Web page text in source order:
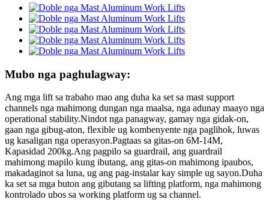
Mubo nga paghulagway:
Ang mga lift sa trabaho mao ang duha ka set sa mast support
channels nga mahimong dungan nga maalsa, nga adunay maayo nga
operational stability.Nindot nga panagway, gamay nga gidak-on,
gaan nga gibug-aton, flexible ug kombenyente nga paglihok, luwas
ug kasaligan nga operasyon.Pagtaas sa gitas-on 6M-14M,
Kapasidad 200kg.Ang pagpilo sa guardrail, ang guardrail
mahimong mapilo kung ibutang, ang gitas-on mahimong ipaubos,
makadaginot sa luna, ug ang pag-instalar kay simple ug sayon.Duha
ka set sa mga buton ang gibutang sa lifting platform, nga mahimong
kontrolado ubos sa working platform ug sa channel.